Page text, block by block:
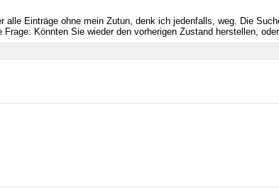
Einträge ohne mein Zutun, denk ich jedenfalls, weg. Die
Könnten Sie wieder den vorherigen Zustand herstellen,